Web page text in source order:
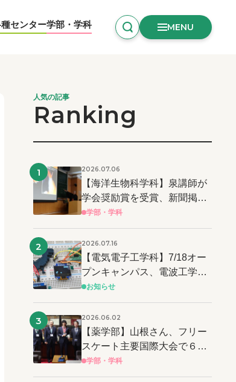
センター学部・学科 MENU
人気の記事
Ranking
1 2026.07.06
【海洋生物科学科】泉講師が
学会奨励賞を受賞、新聞掲載
および学長表彰！
学部・学科
2 2026.07.16
【電気電子工学科】7/18オー
プンキャンパス、電波工学と
電子工作を体験しよう
お知らせ
3 2026.06.02
【薬学部】山根さん、フリー
スケート主要国際大会で６連
覇達成 ＆ 世界記録も樹立！
学部・学科